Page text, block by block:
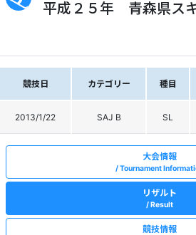
平成２５年 青森県ス
競技日 カテゴリー 種目
2013/1/22 SAJ B SL
大会情報
Tournament
リザルト
Result
競技情報